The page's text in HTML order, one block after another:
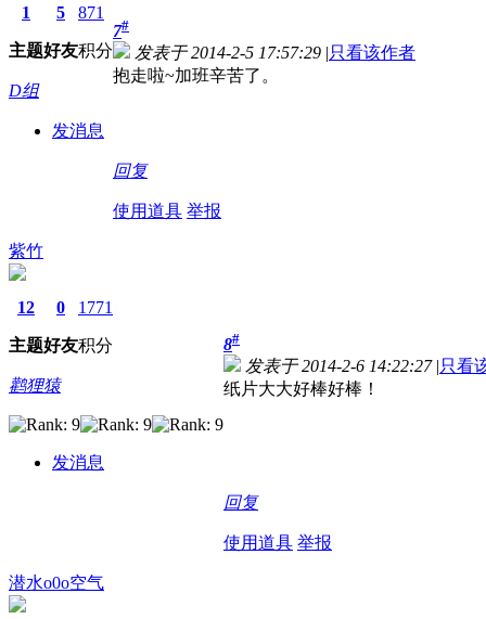
1
主题
5
好友
871
积分
D组
发消息
7#
发表于 2014-2-5 17:57:29 |只看该作者
抱走啦~加班辛苦了。
回复
使用道具 举报
紫竹
12
主题
0
好友
1771
积分
鹳狸猿
发消息
8#
发表于 2014-2-6 14:22:27 |只看
纸片大大好棒好棒！
回复
使用道具 举报
潜水o0o空气